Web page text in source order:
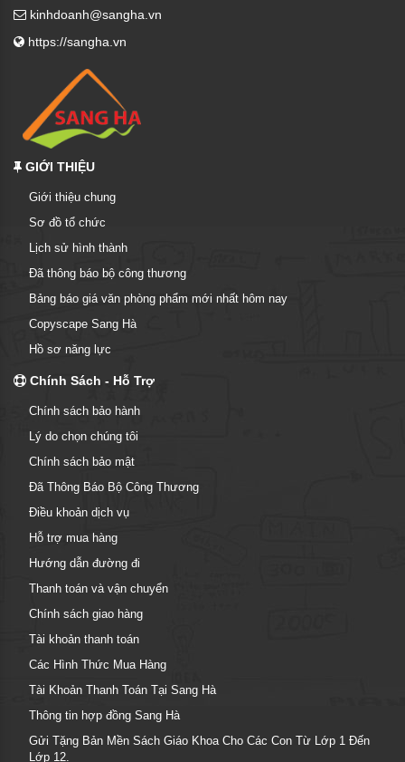
kinhdoanh@sangha.vn
https://sangha.vn
GIỚI THIỆU
Giới thiệu chung
Sơ đồ tổ chức
Lịch sử hình thành
Đã thông báo bộ công thương
Bảng báo giá văn phòng phẩm mới nhất hôm nay
Copyscape Sang Hà
Hồ sơ năng lực
Chính Sách - Hỗ Trợ
Chính sách bảo hành
Lý do chọn chúng tôi
Chính sách bảo mật
Đã Thông Báo Bộ Công Thương
Điều khoản dịch vụ
Hỗ trợ mua hàng
Hướng dẫn đường đi
Thanh toán và vận chuyển
Chính sách giao hàng
Tài khoản thanh toán
Các Hình Thức Mua Hàng
Tài Khoản Thanh Toán Tại Sang Hà
Thông tin hợp đồng Sang Hà
Gửi Tặng Bản Mền Sách Giáo Khoa Cho Các Con Từ Lớp 1 Đến
Lớp 12.